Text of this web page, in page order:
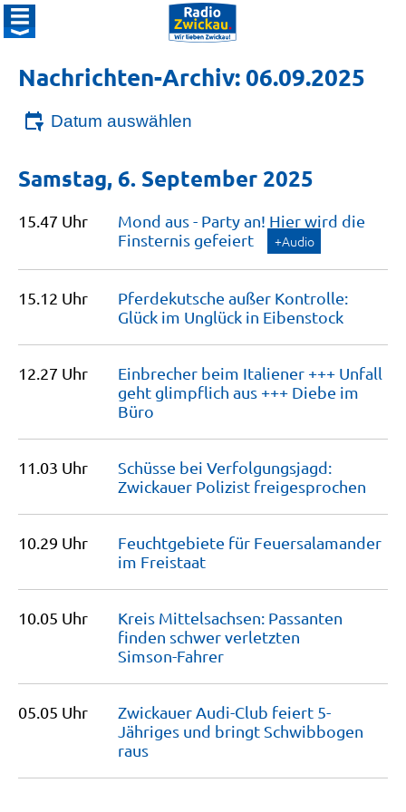
Nachrichten-Archiv: 06.09.2025
Datum auswählen
Samstag, 6. September 2025
15.47 Uhr
Mond aus - Party an! Hier wird die
Finsternis gefeiert +Audio
15.12 Uhr
Pferdekutsche außer Kontrolle:
Glück im Unglück in Eibenstock
12.27 Uhr
Einbrecher beim Italiener +++ Unfall
geht glimpflich aus +++ Diebe im
Büro
11.03 Uhr
Schüsse bei Verfolgungsjagd:
Zwickauer Polizist freigesprochen
10.29 Uhr
Feuchtgebiete für Feuersalamander
im Freistaat
10.05 Uhr
Kreis Mittelsachsen: Passanten
finden schwer verletzten
Simson-Fahrer
05.05 Uhr
Zwickauer Audi-Club feiert 5-
Jähriges und bringt Schwibbogen
raus